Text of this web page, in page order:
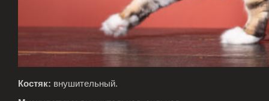
Костяк: внушительный.